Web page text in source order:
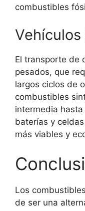
combustibles
Vehículos
El transporte de
pesados, que
largos ciclos de
combustibles
intermedia
baterías y
más viables y
Los
de ser una